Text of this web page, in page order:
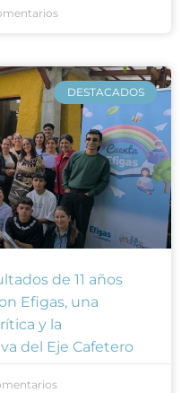
DESTACADOS
de 11 años
Efigas, una
y la
del Eje Cafetero